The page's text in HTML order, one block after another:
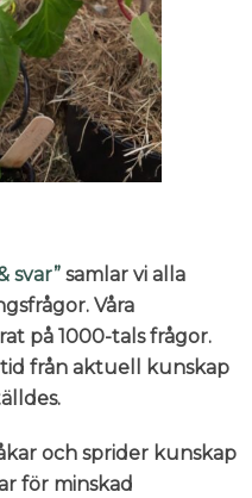
svar” samlar vi alla
Våra
på 1000-tals frågor.
från aktuell kunskap
och sprider kunskap
för minskad